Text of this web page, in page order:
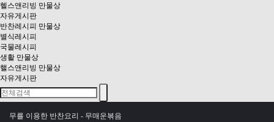
헬스앤리빙 만물상
자유게시판
반찬레시피 만물상
별식레시피
국물레시피
생활 만물상
핼스앤리빙 만물상
자유게시판
무를 이용한 반찬요리 - 무매운볶음